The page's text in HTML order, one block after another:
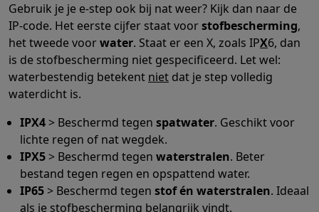
Gebruik je je e-step ook bij nat weer? Kijk dan naar de
IP-code. Het eerste cijfer staat voorstofbescherming,
het tweede voorwater. Staat er een X, zoals IPX6, dan
is de stofbescherming niet gespecificeerd. Let wel:
waterbestendig betekent niet dat je step volledig
waterdicht is.
IPX4> Beschermd tegen spatwater. Geschikt voor
lichte regen of nat wegdek.
IPX5> Beschermd tegen waterstralen. Beter
bestand tegen regen en opspattend water.
IP65> Beschermd tegen stof én waterstralen. Ideaal
als je stofbescherming belangrijk vindt.